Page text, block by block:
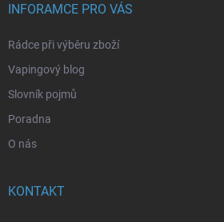
INFORAMCE PRO VÁS
Rádce při výběru zboží
Vapingový blog
Slovník pojmů
Poradna
O nás
KONTAKT